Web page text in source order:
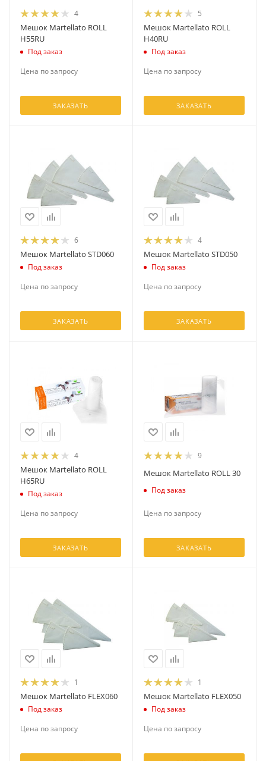
4
Мешок Martellato ROLL
H55RU
Под заказ
Цена по запросу
ЗАКАЗАТЬ
5
Мешок Martellato ROLL
H40RU
Под заказ
Цена по запросу
ЗАКАЗАТЬ
6
Мешок Martellato STD060
Под заказ
Цена по запросу
ЗАКАЗАТЬ
4
Мешок Martellato STD050
Под заказ
Цена по запросу
ЗАКАЗАТЬ
4
Мешок Martellato ROLL
H65RU
Под заказ
Цена по запросу
ЗАКАЗАТЬ
9
Мешок Martellato ROLL 30
Под заказ
Цена по запросу
ЗАКАЗАТЬ
1
Мешок Martellato FLEX060
Под заказ
Цена по запросу
1
Мешок Martellato FLEX050
Под заказ
Цена по запросу